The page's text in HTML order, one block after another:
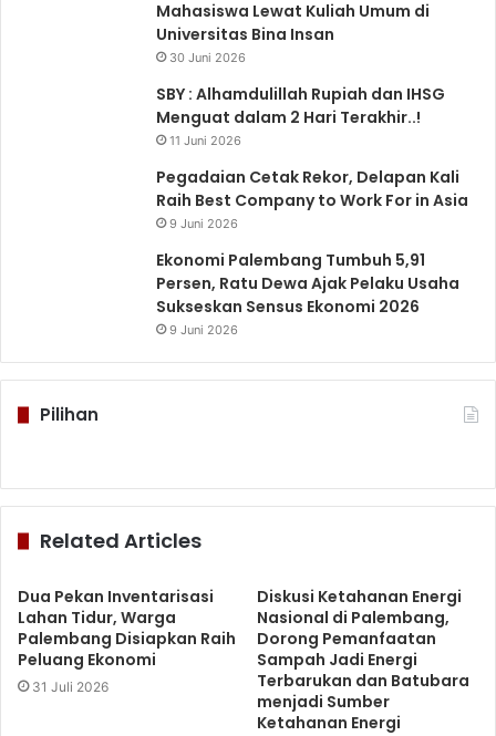
Mahasiswa Lewat Kuliah Umum di
Universitas Bina Insan
30 Juni 2026
SBY : Alhamdulillah Rupiah dan IHSG
Menguat dalam 2 Hari Terakhir..!
11 Juni 2026
Pegadaian Cetak Rekor, Delapan Kali
Raih Best Company to Work For in Asia
9 Juni 2026
Ekonomi Palembang Tumbuh 5,91
Persen, Ratu Dewa Ajak Pelaku Usaha
Sukseskan Sensus Ekonomi 2026
9 Juni 2026
Pilihan
Related Articles
Dua Pekan Inventarisasi
Lahan Tidur, Warga
Palembang Disiapkan Raih
Peluang Ekonomi
31 Juli 2026
Diskusi Ketahanan Energi
Nasional di Palembang,
Dorong Pemanfaatan
Sampah Jadi Energi
Terbarukan dan Batubara
menjadi Sumber
Ketahanan Energi